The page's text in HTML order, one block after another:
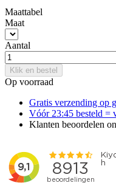
Maattabel
Maat
Aantal
Klik en bestel
Op voorraad
Gratis verzending op
Vóór 23:45 besteld =
Klanten beoordelen